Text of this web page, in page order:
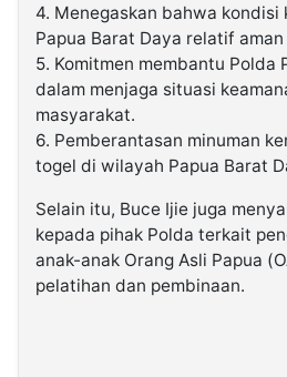
4. Menegaskan bahwa kondisi
Papua Barat Daya relatif
5. Komitmen membantu Polda
dalam menjaga situasi
masyarakat.
6. Pemberantasan minuman
togel di wilayah Papua Barat
Selain itu, Buce Ijie juga
kepada pihak Polda terkait
anak-anak Orang Asli Papua
pelatihan dan pembinaan.